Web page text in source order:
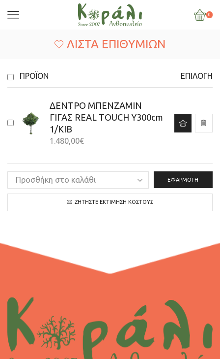
0
ΛΊΣΤΑ ΕΠΙΘΥΜΙΏΝ
ΠΡΟΪΌΝ ΕΠΙΛΟΓΉ
ΔΕΝΤΡΟ ΜΠΕΝΖΑΜΙΝ
ΓΙΓΑΣ REAL TOUCH Υ300cm
1/ΚΙΒ
1.480,00€
ΕΦΑΡΜΟΓΉ
ΖΗΤΉΣΤΕ ΕΚΤΊΜΗΣΗ ΚΌΣΤΟΥΣ